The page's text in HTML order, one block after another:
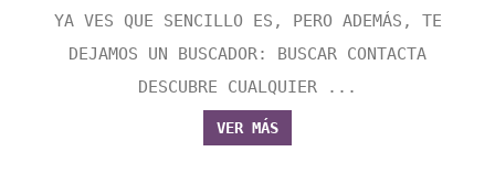
YA VES QUE SENCILLO ES, PERO ADEMÁS, TE
DEJAMOS UN BUSCADOR: BUSCAR CONTACTA
DESCUBRE CUALQUIER ...
VER MÁS